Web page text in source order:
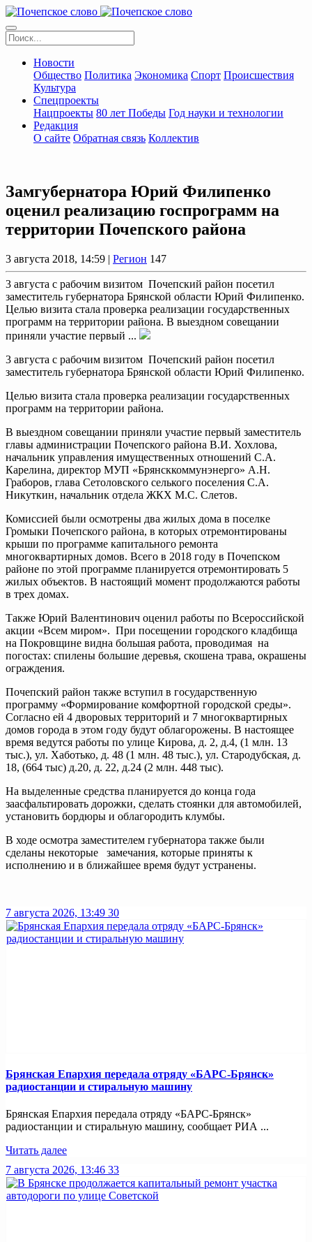
Новости
Общество Политика Экономика Спорт Происшествия
Культура
Спецпроекты
Нацпроекты 80 лет Победы Год науки и технологии
Редакция
О сайте Обратная связь Коллектив
Замгубернатора Юрий Филипенко
оценил реализацию госпрограмм на
территории Почепского района
3 августа 2018, 14:59 | Регион 147
3 августа с рабочим визитом Почепский район посетил
заместитель губернатора Брянской области Юрий Филипенко.
Целью визита стала проверка реализации государственных
программ на территории района. В выездном совещании
приняли участие первый ...
3 августа с рабочим визитом Почепский район посетил
заместитель губернатора Брянской области Юрий Филипенко.
Целью визита стала проверка реализации государственных
программ на территории района.
В выездном совещании приняли участие первый заместитель
главы администрации Почепского района В.И. Хохлова,
начальник управления имущественных отношений С.А.
Карелина, директор МУП «Брянсккоммунэнерго» А.Н.
Граборов, глава Сетоловского селького поселения С.А.
Никуткин, начальник отдела ЖКХ М.С. Слетов.
Комиссией были осмотрены два жилых дома в поселке
Громыки Почепского района, в которых отремонтированы
крыши по программе капитального ремонта
многоквартирных домов. Всего в 2018 году в Почепском
районе по этой программе планируется отремонтировать 5
жилых объектов. В настоящий момент продолжаются работы
в трех домах.
Также Юрий Валентинович оценил работы по Всероссийской
акции «Всем миром». При посещении городского кладбища
на Покровщине видна большая работа, проводимая на
погостах: спилены большие деревья, скошена трава, окрашены
ограждения.
Почепский район также вступил в государственную
программу «Формирование комфортной городской среды».
Согласно ей 4 дворовых территорий и 7 многоквартирных
домов города в этом году будут облагорожены. В настоящее
время ведутся работы по улице Кирова, д. 2, д.4, (1 млн. 13
тыс.), ул. Хаботько, д. 48 (1 млн. 48 тыс.), ул. Стародубская, д.
18, (664 тыс) д.20, д. 22, д.24 (2 млн. 448 тыс).
На выделенные средства планируется до конца года
заасфальтировать дорожки, сделать стоянки для автомобилей,
установить бордюры и облагородить клумбы.
В ходе осмотра заместителем губернатора также были
сделаны некоторые замечания, которые приняты к
исполнению и в ближайшее время будут устранены.
7 августа 2026, 13:49 30
Брянская Епархия передала отряду «БАРС-Брянск»
радиостанции и стиральную машину
Брянская Епархия передала отряду «БАРС-Брянск»
радиостанции и стиральную машину, сообщает РИА ...
Читать далее
7 августа 2026, 13:46 33